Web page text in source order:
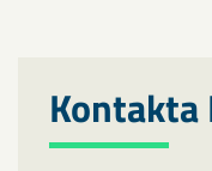
Kontakta